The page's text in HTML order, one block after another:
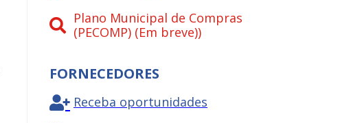
Plano Municipal de Compras
(PECOMP) (Em breve))
FORNECEDORES
Receba oportunidades